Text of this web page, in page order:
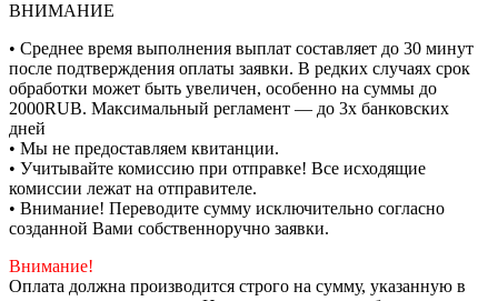
ВНИМАНИЕ
• Среднее время выполнения выплат составляет до 30 минут
после подтверждения оплаты заявки. В редких случаях срок
обработки может быть увеличен, особенно на суммы до
2000RUB. Максимальный регламент — до 3х банковских
дней
• Мы не предоставляем квитанции.
• Учитывайте комиссию при отправке! Все исходящие
комиссии лежат на отправителе.
• Внимание! Переводите сумму исключительно согласно
созданной Вами собственноручно заявки.
Внимание!
Оплата должна производится строго на сумму, указанную в